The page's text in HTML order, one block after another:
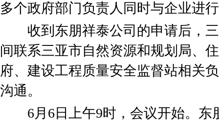
多个政府部门负责人同时与企业进
收到东朋祥泰公司的申请后，三
间联系三亚市自然资源和规划局、
府、建设工程质量安全监督站相关
沟通。
6月6日上午9时，会议开始。东